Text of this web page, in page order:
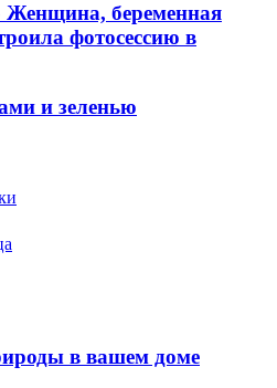
Женщина, беременная
фотосессию в
и зеленью
в вашем доме